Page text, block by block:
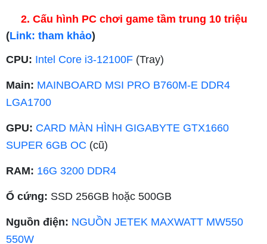
2. Cấu hình PC chơi game tầm trung 10 triệu
(Link: tham khảo)
CPU: Intel Core i3-12100F (Tray)
Main: MAINBOARD MSI PRO B760M-E DDR4
LGA1700
GPU: CARD MÀN HÌNH GIGABYTE GTX1660
SUPER 6GB OC (cũ)
RAM: 16G 3200 DDR4
Ổ cứng: SSD 256GB hoặc 500GB
Nguồn điện: NGUỒN JETEK MAXWATT MW550
550W